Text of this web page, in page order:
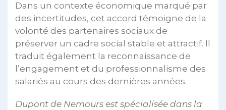
Dans un contexte économique marqué par
des incertitudes, cet accord témoigne de la
volonté des partenaires sociaux de
préserver un cadre social stable et attractif. Il
traduit également la reconnaissance de
l’engagement et du professionnalisme des
salariés au cours des dernières années.
Dupont de Nemours est spécialisée dans la